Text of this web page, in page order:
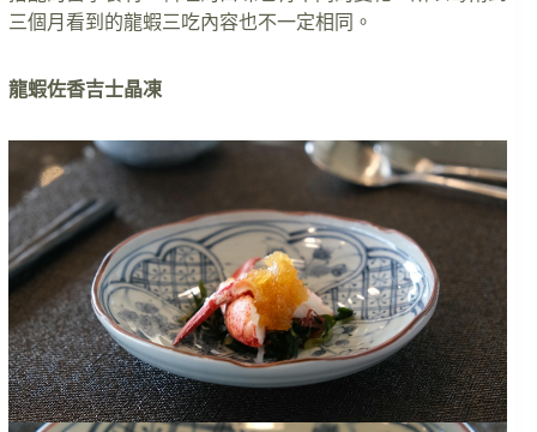
三個月看到的龍蝦三吃內容也不一定相同。
龍蝦佐香吉士晶凍